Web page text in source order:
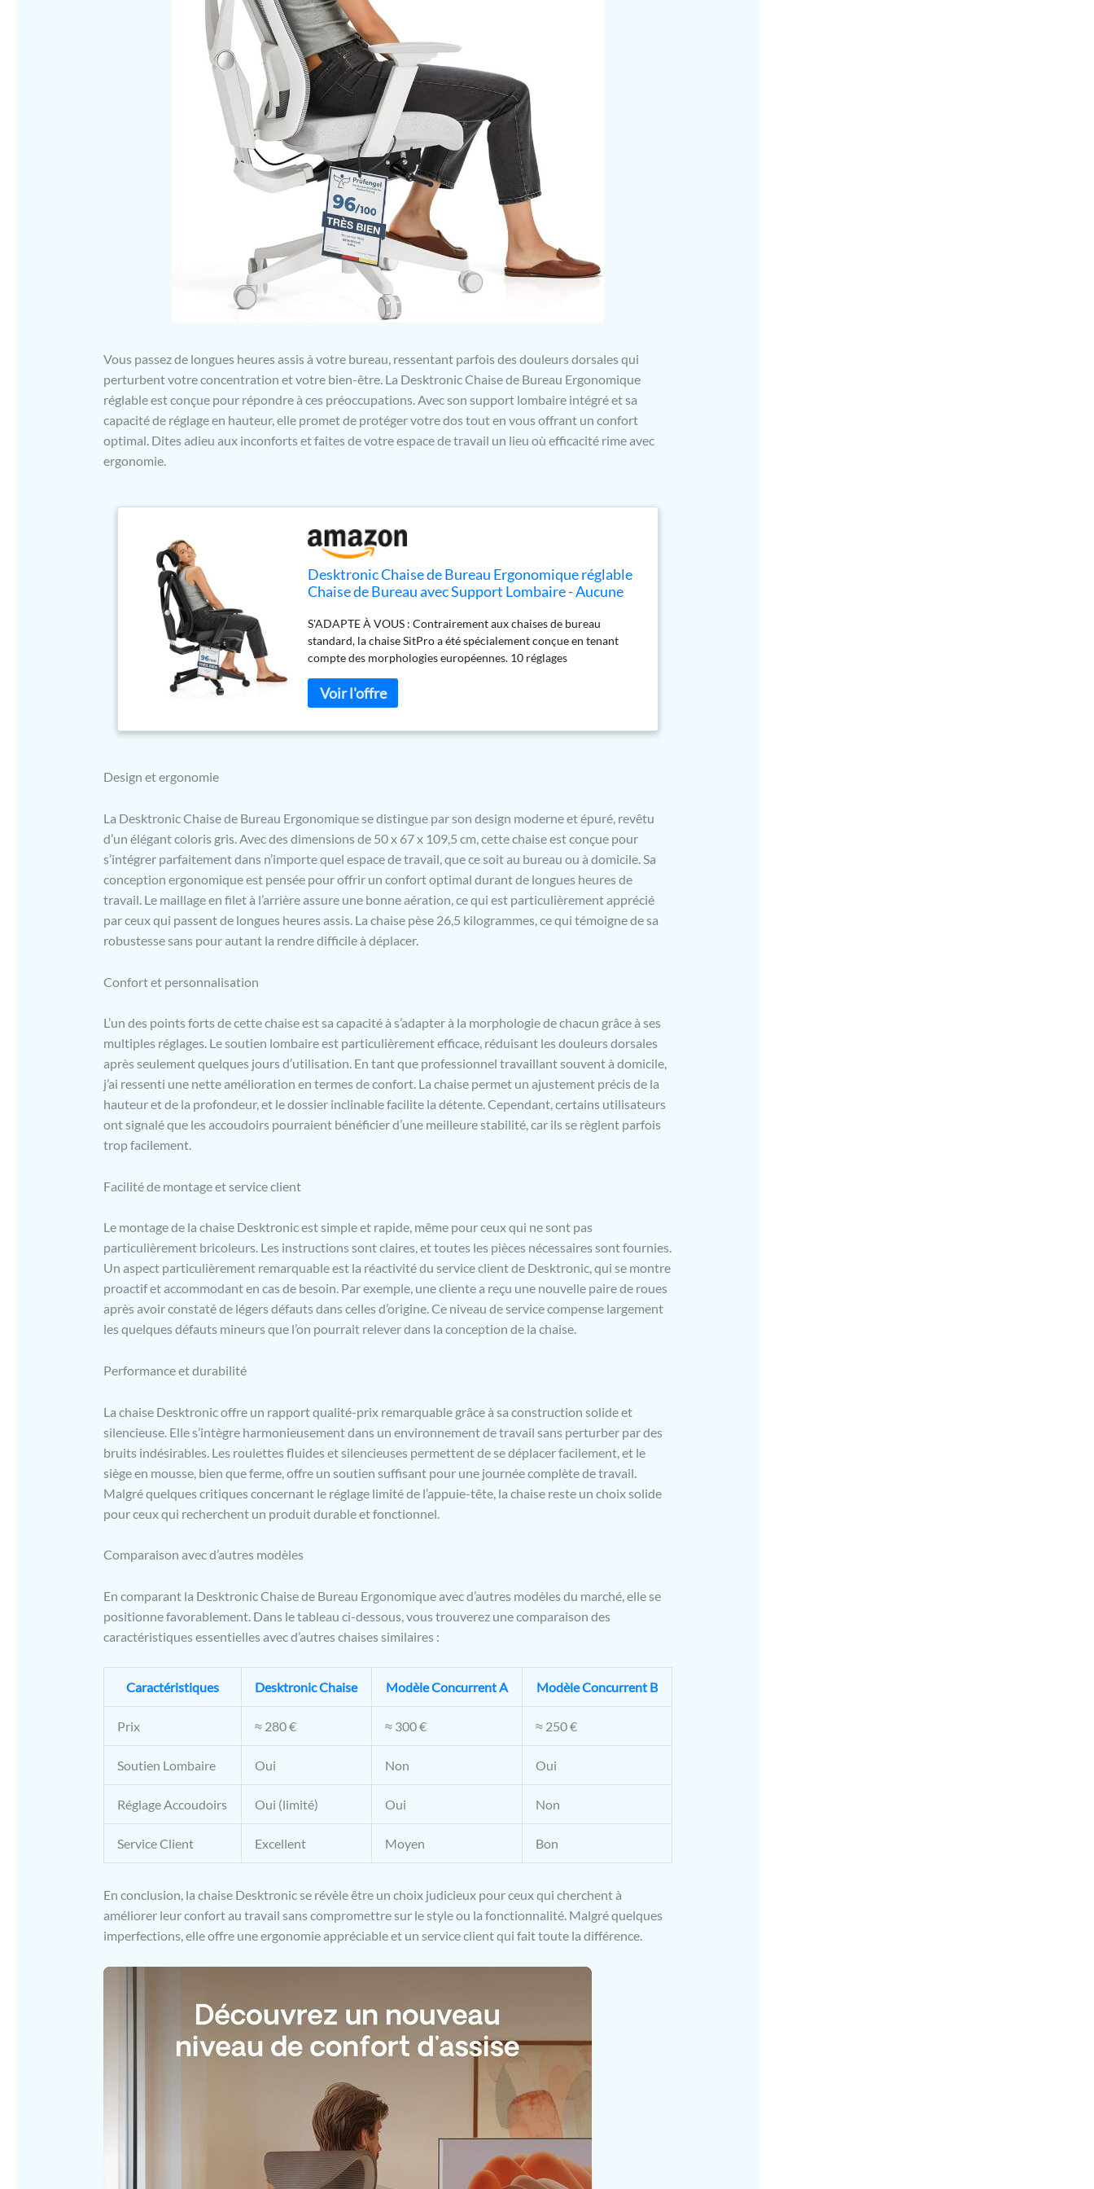
Vous passez de longues heures assis à votre bureau, ressentant parfois des douleurs dorsales qui
perturbent votre concentration et votre bien-être. La Desktronic Chaise de Bureau Ergonomique
réglable est conçue pour répondre à ces préoccupations. Avec son support lombaire intégré et sa
capacité de réglage en hauteur, elle promet de protéger votre dos tout en vous offrant un confort
optimal. Dites adieu aux inconforts et faites de votre espace de travail un lieu où efficacité rime avec
ergonomie.
Desktronic Chaise de Bureau Ergonomique réglable
Chaise de Bureau avec Support Lombaire - Aucune
Hauteur et protégeant Le Dos - Noir
S'ADAPTE À VOUS : Contrairement aux chaises de bureau
standard, la chaise SitPro a été spécialement conçue en tenant
compte des morphologies européennes. 10 réglages
tout au long de la journée. OFFRE UNE ASSISE SPACIEUSE ET
SOUPLE : Le siège large de la chaise de bureau est conçu pour
l'inconfort avec précision dans les moindres détails. LAISSEZ
VOTRE DOS RESPIRER : Le dossier en maille durable de la chaise
de bureau ergonomique n'est pas seulement esthétique, mais
assure également une meilleure circulation de l'air, ce qui vous
permet de rester au frais et à l'aise pendant de longues heures de
travail. DURABILITÉ HOMOLOGUÉE : La chaise de bureau
respecte et surpasse même les normes rigoureuses de la BIFMA en
matière de durabilité et de sécurité. La garantie de 3 ans témoigne
de notre confiance envers la qualité de notre produit.
Design et ergonomie
La Desktronic Chaise de Bureau Ergonomique se distingue par son design moderne et épuré, revêtu
d’un élégant coloris gris. Avec des dimensions de 50 x 67 x 109,5 cm, cette chaise est conçue pour
s’intégrer parfaitement dans n’importe quel espace de travail, que ce soit au bureau ou à domicile. Sa
conception ergonomique est pensée pour offrir un confort optimal durant de longues heures de
travail. Le maillage en filet à l’arrière assure une bonne aération, ce qui est particulièrement apprécié
par ceux qui passent de longues heures assis. La chaise pèse 26,5 kilogrammes, ce qui témoigne de sa
robustesse sans pour autant la rendre difficile à déplacer.
Confort et personnalisation
L’un des points forts de cette chaise est sa capacité à s’adapter à la morphologie de chacun grâce à ses
multiples réglages. Le soutien lombaire est particulièrement efficace, réduisant les douleurs dorsales
après seulement quelques jours d’utilisation. En tant que professionnel travaillant souvent à domicile,
j’ai ressenti une nette amélioration en termes de confort. La chaise permet un ajustement précis de la
hauteur et de la profondeur, et le dossier inclinable facilite la détente. Cependant, certains utilisateurs
ont signalé que les accoudoirs pourraient bénéficier d’une meilleure stabilité, car ils se règlent parfois
trop facilement.
Facilité de montage et service client
Le montage de la chaise Desktronic est simple et rapide, même pour ceux qui ne sont pas
particulièrement bricoleurs. Les instructions sont claires, et toutes les pièces nécessaires sont fournies.
Un aspect particulièrement remarquable est la réactivité du service client de Desktronic, qui se montre
proactif et accommodant en cas de besoin. Par exemple, une cliente a reçu une nouvelle paire de roues
après avoir constaté de légers défauts dans celles d’origine. Ce niveau de service compense largement
les quelques défauts mineurs que l’on pourrait relever dans la conception de la chaise.
Performance et durabilité
La chaise Desktronic offre un rapport qualité-prix remarquable grâce à sa construction solide et
silencieuse. Elle s’intègre harmonieusement dans un environnement de travail sans perturber par des
bruits indésirables. Les roulettes fluides et silencieuses permettent de se déplacer facilement, et le
siège en mousse, bien que ferme, offre un soutien suffisant pour une journée complète de travail.
Malgré quelques critiques concernant le réglage limité de l’appuie-tête, la chaise reste un choix solide
pour ceux qui recherchent un produit durable et fonctionnel.
Comparaison avec d’autres modèles
En comparant la Desktronic Chaise de Bureau Ergonomique avec d’autres modèles du marché, elle se
positionne favorablement. Dans le tableau ci-dessous, vous trouverez une comparaison des
caractéristiques essentielles avec d’autres chaises similaires :
Caractéristiques Desktronic Chaise Modèle Concurrent A Modèle Concurrent B
Prix ≈ 280 € ≈ 300 € ≈ 250 €
Soutien Lombaire Oui Non Oui
Réglage Accoudoirs Oui (limité) Oui Non
Service Client Excellent Moyen Bon
En conclusion, la chaise Desktronic se révèle être un choix judicieux pour ceux qui cherchent à
améliorer leur confort au travail sans compromettre sur le style ou la fonctionnalité. Malgré quelques
imperfections, elle offre une ergonomie appréciable et un service client qui fait toute la différence.